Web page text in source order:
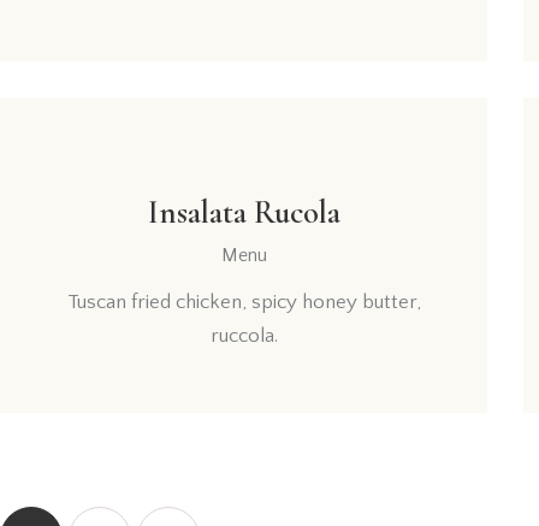
Insalata Rucola
Menu
Tuscan fried chicken, spicy honey butter,
ruccola.